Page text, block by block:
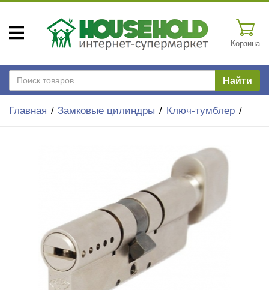
Корзина
Найти
Главная Замковые цилиндры Ключ-тумблер